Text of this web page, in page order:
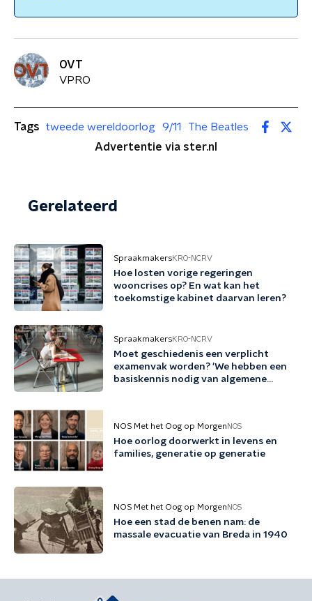
OVT
VPRO
Tags tweede wereldoorlog 9/11
The Beatles
Advertentie via ster.nl
Gerelateerd
SpraakmakersKRO-NCRV
Hoe losten vorige regeringen
wooncrises op? En wat kan het
toekomstige kabinet daarvan leren?
SpraakmakersKRO-NCRV
Moet geschiedenis een verplicht
examenvak worden? 'We hebben een
basiskennis nodig van algemene
NOS Met het Oog op Morgen NOS
Hoe oorlog doorwerkt in levens en
families, generatie op generatie
NOS Met het Oog op Morgen NOS
Hoe een stad de benen nam: de
massale evacuatie van Breda in 1940